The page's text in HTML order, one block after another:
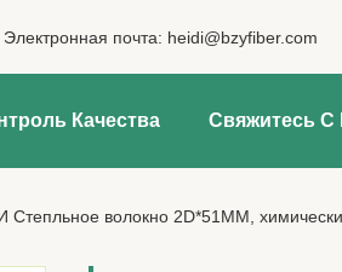
Электронная почта: heidi@bzyfiber.com
Качества Свяжитесь С
волокно 2D*51MM, химически